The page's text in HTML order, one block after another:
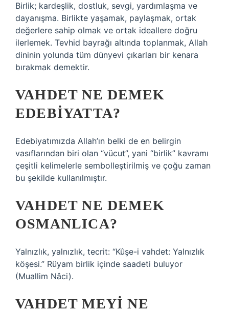
Birlik; kardeşlik, dostluk, sevgi, yardımlaşma ve
dayanışma. Birlikte yaşamak, paylaşmak, ortak
değerlere sahip olmak ve ortak ideallere doğru
ilerlemek. Tevhid bayrağı altında toplanmak, Allah
dininin yolunda tüm dünyevi çıkarları bir kenara
bırakmak demektir.
VAHDET NE DEMEK
EDEBIYATTA?
Edebiyatımızda Allah’ın belki de en belirgin
vasıflarından biri olan “vücut”, yani “birlik” kavramı
çeşitli kelimelerle sembolleştirilmiş ve çoğu zaman
bu şekilde kullanılmıştır.
VAHDET NE DEMEK
OSMANLICA?
Yalnızlık, yalnızlık, tecrit: “Kûşe-i vahdet: Yalnızlık
köşesi.” Rüyam birlik içinde saadeti buluyor
(Muallim Nâci).
VAHDET MEYI NE